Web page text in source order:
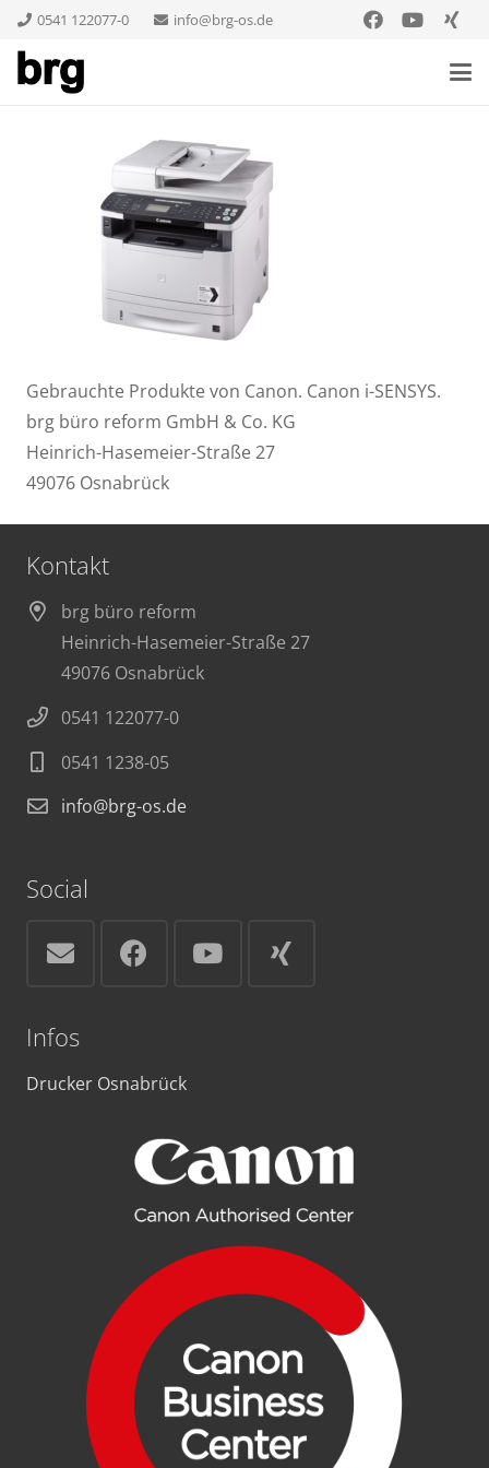
0541 122077-0 info@brg-os.de
Gebrauchte Produkte von Canon. Canon i-SENSYS.
brg büro reform GmbH & Co. KG
Heinrich-Hasemeier-Straße 27
49076 Osnabrück
Kontakt
brg büro reform
Heinrich-Hasemeier-Straße 27
49076 Osnabrück
0541 122077-0
0541 1238-05
info@brg-os.de
Social
Infos
Drucker Osnabrück